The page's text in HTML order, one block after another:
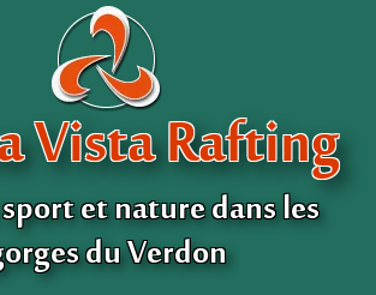
Vista Rafting
et nature dans les
du Verdon